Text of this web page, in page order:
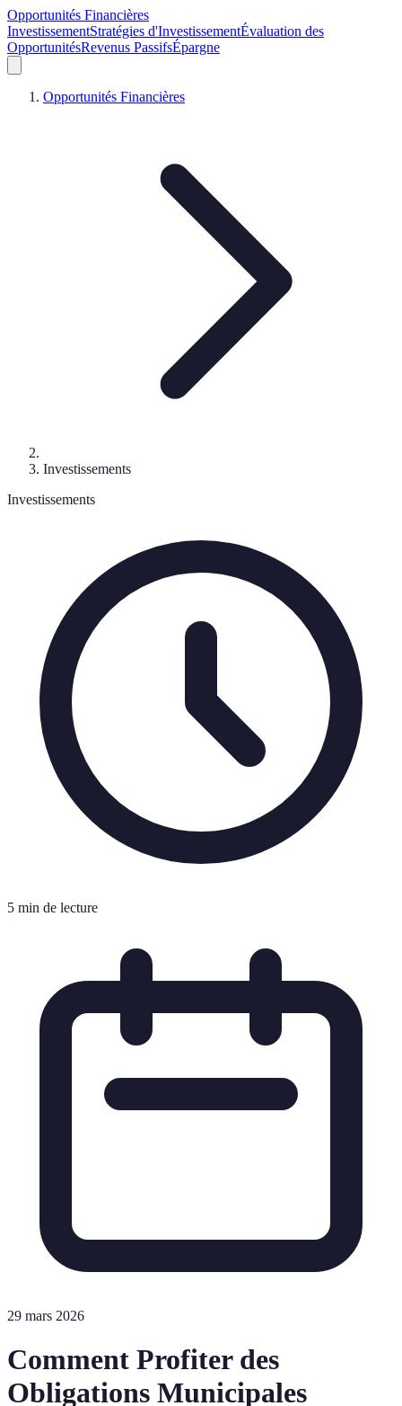
Opportunités Financières
InvestissementStratégies d'InvestissementÉvaluation des
OpportunitésRevenus PassifsÉpargne
Opportunités Financières
Investissements
Investissements
5 min de lecture
29 mars 2026
Comment Profiter des
Obligations Municipales